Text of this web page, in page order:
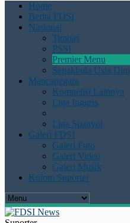
Home
Berita FDSI
Nasional
Timnas
PSSI
Premier Menu
Sepakbola Usia Dini
Mancanegara
Kompetisi Lainnya
Liga Inggris
Liga Spanyol
Galeri FDSI
Galeri Foto
Galeri Video
Galeri Musik
Kolom Suporter